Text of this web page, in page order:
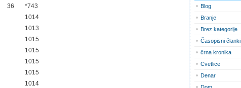
36
*743
1014
1013
1015
1015
1015
1015
1014
Blog
Branje
Brez kategorije
Časopisni članki
črna kronika
Cvetlice
Denar